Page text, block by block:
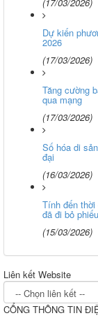
Dự kiến
2026
(17/03/2026)
Tăng cường
qua mạng
(17/03/2026)
Số hóa di
đại
(16/03/2026)
Tính đến
đã đi bỏ phiếu
(15/03/2026)
Liên kết Website
CỔNG THÔNG TIN